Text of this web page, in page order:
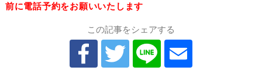
前に電話予約をお願いいたします
この記事をシェアする